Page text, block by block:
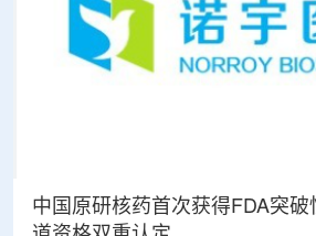
中国原研核药首次获得FDA突破